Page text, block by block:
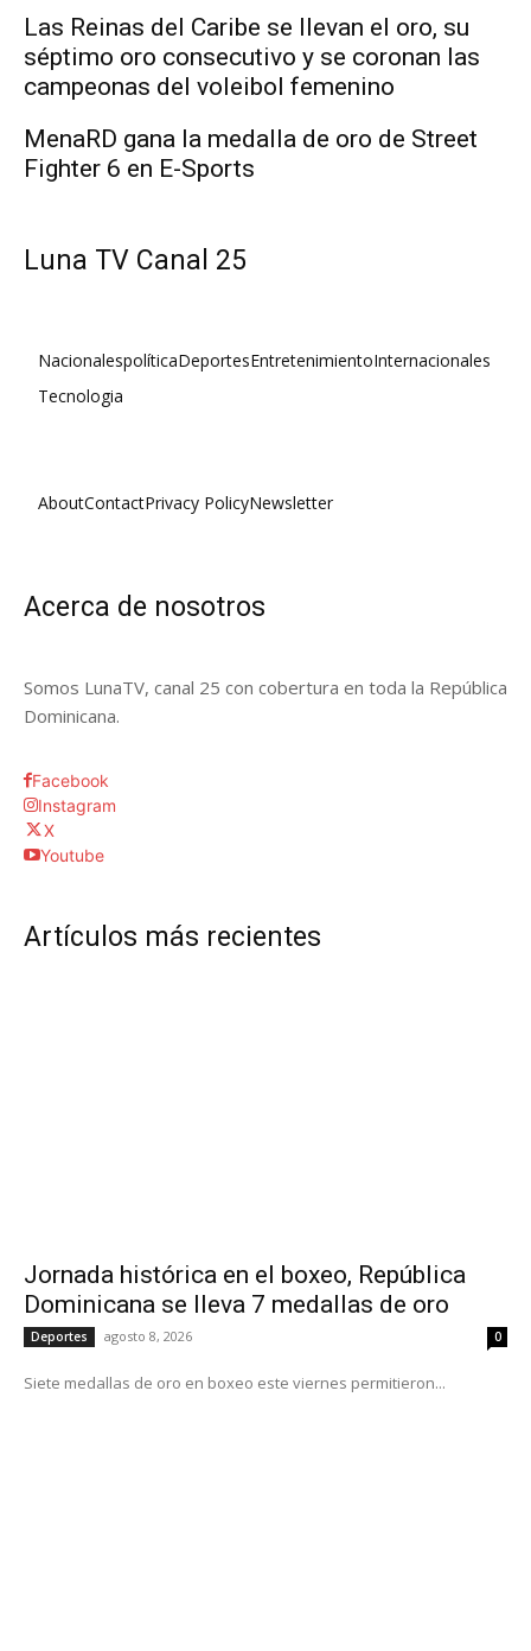
Las Reinas del Caribe se llevan el oro, su
séptimo oro consecutivo y se coronan las
campeonas del voleibol femenino
MenaRD gana la medalla de oro de Street
Fighter 6 en E-Sports
Luna TV Canal 25
NacionalespolíticaDeportesEntretenimientoInternacionales
Tecnologia
AboutContactPrivacy PolicyNewsletter
Acerca de nosotros
Somos LunaTV, canal 25 con cobertura en toda la República
Dominicana.
Facebook
Instagram
X
Youtube
Artículos más recientes
Jornada histórica en el boxeo, República
Dominicana se lleva 7 medallas de oro
Deportes agosto 8, 2026 0
Siete medallas de oro en boxeo este viernes permitieron...